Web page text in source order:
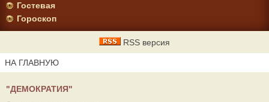
Гостевая
Гороскоп
RSS версия
НА ГЛАВНУЮ
"ДЕМОКРАТИЯ"